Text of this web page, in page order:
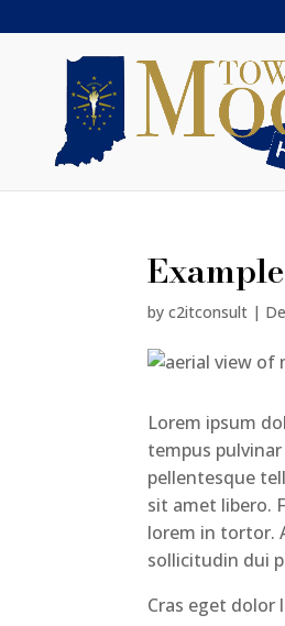
byc2itconsult |
Lorem ipsum
tempus
pellentesque
sit amet libero.
lorem in tortor.
sollicitudin dui
Cras eget dolor